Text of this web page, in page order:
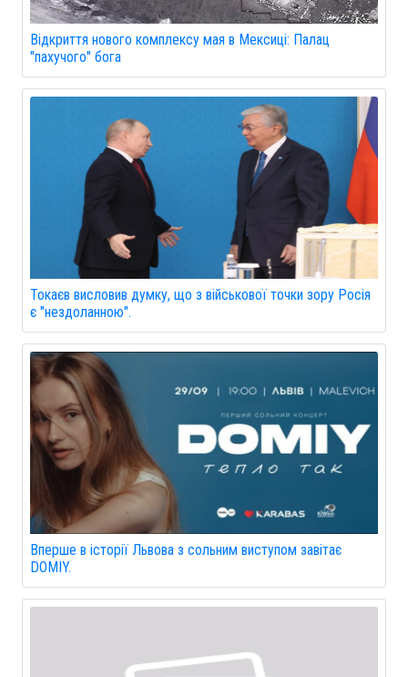
Відкриття нового комплексу мая в Мексиці: Палац
"пахучого" бога
Токаєв висловив думку, що з військової точки зору Росія
є "нездоланною".
Вперше в історії Львова з сольним виступом завітає
DOMIY.